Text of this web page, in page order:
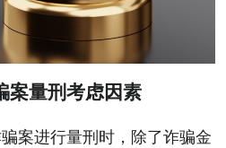
案量刑考虑因素
案进行量刑时，除了诈骗金